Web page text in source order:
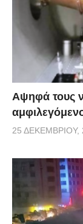
Αψηφά τους
25 ΔΕΚΕΜΒΡΊΟΥ,